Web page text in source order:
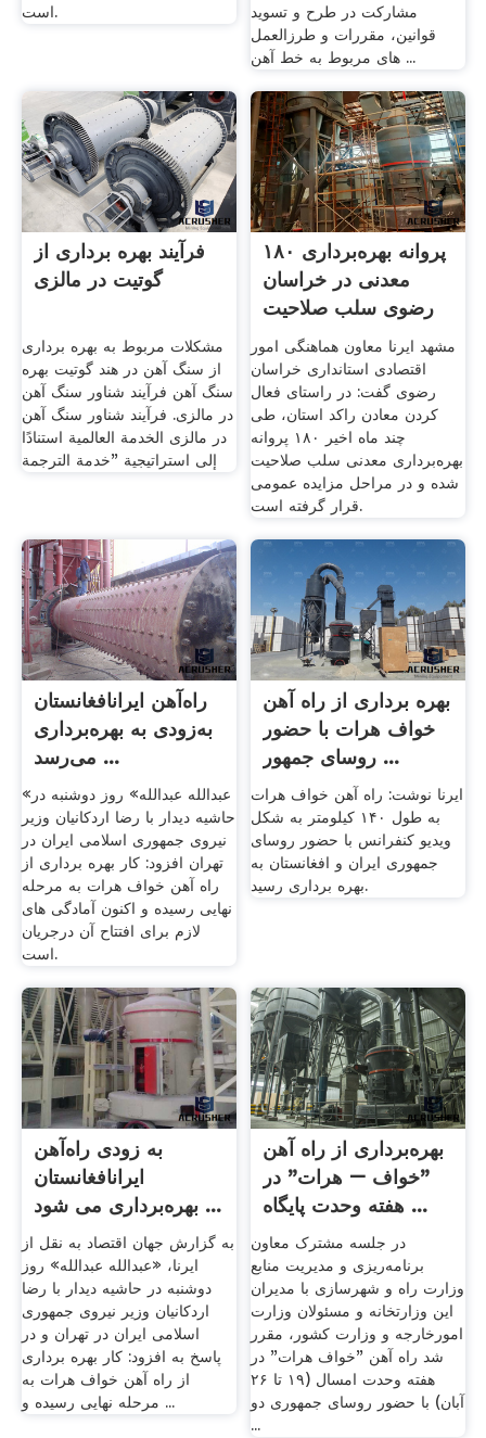
است.
مشارکت در طرح و تسوید
قوانین، مقررات و طرزالعمل
های مربوط به خط آهن ...
فرآیند بهره برداری از
گوتیت در مالزی
مشکلات مربوط به بهره برداری
از سنگ آهن در هند گوتیت بهره
سنگ آهن فرآیند شناور سنگ آهن
در مالزی. فرآیند شناور سنگ آهن
در مالزی الخدمة العالمية استنادًا
إلى استراتيجية "خدمة الترجمة
۱۸۰ پروانه بهره‌برداری
معدنی در خراسان
رضوی سلب صلاحیت
شد ...
مشهد ایرنا معاون هماهنگی امور
اقتصادی استانداری خراسان
رضوی گفت: در راستای فعال
کردن معادن راکد استان، طی
چند ماه اخیر ۱۸۰ پروانه
بهره‌برداری معدنی سلب صلاحیت
شده و در مراحل مزایده عمومی
قرار گرفته است.
راه‌آهن ایرانافغانستان
به‌زودی به بهره‌برداری
می‌رسد ...
«عبدالله عبدالله» روز دوشنبه در
حاشیه دیدار با رضا اردکانیان وزیر
نیروی جمهوری اسلامی ایران در
تهران افزود: کار بهره برداری از
راه آهن خواف هرات به مرحله
نهایی رسیده و اکنون آمادگی های
لازم برای افتتاح آن درجریان
است.
بهره برداری از راه آهن
خواف هرات با حضور
روسای جمهور ...
ایرنا نوشت: راه آهن خواف هرات
به طول ۱۴۰ کیلومتر به شکل
ویدیو کنفرانس با حضور روسای
جمهوری ایران و افغانستان به
بهره برداری رسید.
به زودی راه‌آهن
ایرانافغانستان
بهره‌برداری می‌ شود ...
به گزارش جهان اقتصاد به نقل از
ایرنا، «عبدالله عبدالله» روز
دوشنبه در حاشیه دیدار با رضا
اردکانیان وزیر نیروی جمهوری
اسلامی ایران در تهران و در
پاسخ به افزود: کار بهره برداری
از راه آهن خواف هرات به
مرحله نهایی رسیده و ...
بهره‌برداری از راه آهن
"خواف – هرات" در
هفته وحدت پایگاه ...
در جلسه مشترک معاون
برنامه‌ریزی و مدیریت منابع
وزارت راه و شهرسازی با مدیران
این وزارتخانه و مسئولان وزارت
امورخارجه و وزارت کشور، مقرر
شد راه‌ آهن "خواف هرات" در
هفته وحدت امسال (۱۹ تا ۲۶
آبان) با حضور روسای جمهوری دو
...